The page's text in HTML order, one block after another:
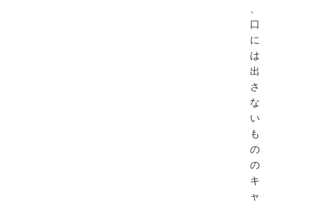
口
に
は
出
さ
な
い
も
の
の
キ
ャ